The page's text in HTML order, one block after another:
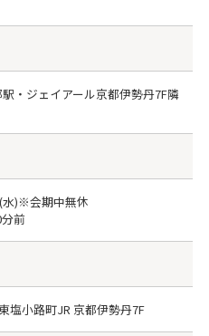
・ジェイアール京都伊勢丹7F隣
水)※会期中無休
前
塩小路町JR 京都伊勢丹7F